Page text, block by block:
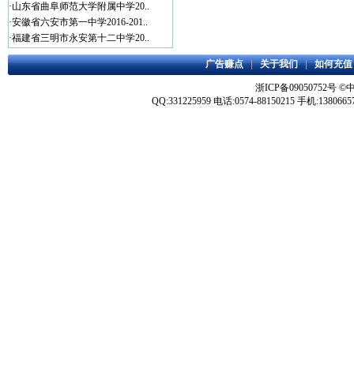
·山东省曲阜师范大学附属中学20..
·安徽省六安市第一中学2016-201..
·福建省三明市永安第十二中学20..
广告赚点|关于我们|如何充值
浙ICP备09050752号 ©
QQ:331225959 电话:0574-88150215 手机